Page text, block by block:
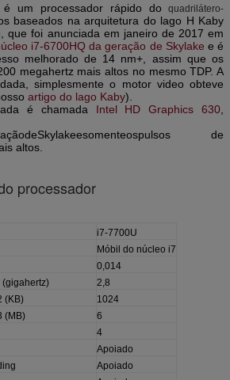
é um processador rápido do quadrilátero-
baseados na arquitetura do lago H Kaby
que foi anunciada em janeiro de 2017 em
i7-6700HQ da geração de Skylake e é
melhorado de 14 nm+, assim que os
megahertz mais altos no mesmo TDP. A
simplesmente o motor video obteve
artigo do lago Kaby).
é chamada Intel HD Graphics 630
de
altos.
processador
i7-7700U
Móbil do núcleo i7
0,014
(gigahertz)
2,8
(KB)
1024
(MB)
6
4
Apoiado
Apoiado